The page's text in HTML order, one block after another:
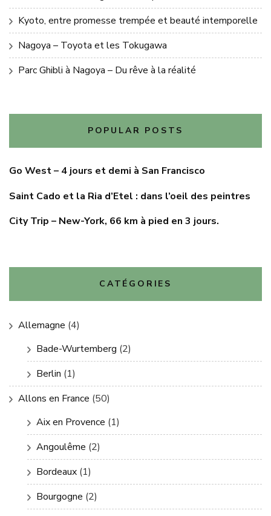
Kyoto, entre promesse trempée et beauté intemporelle
Nagoya – Toyota et les Tokugawa
Parc Ghibli à Nagoya – Du rêve à la réalité
POPULAR POSTS
Go West – 4 jours et demi à San Francisco
Saint Cado et la Ria d’Etel : dans l’oeil des peintres
City Trip – New-York, 66 km à pied en 3 jours.
CATÉGORIES
Allemagne (4)
Bade-Wurtemberg (2)
Berlin (1)
Allons en France (50)
Aix en Provence (1)
Angoulême (2)
Bordeaux (1)
Bourgogne (2)